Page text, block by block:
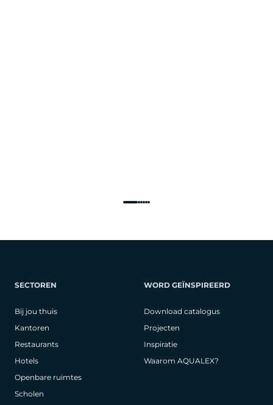
SECTOREN
Bij jou thuis
Kantoren
Restaurants
Hotels
Openbare ruimtes
Scholen
WORD GEÏNSPIREERD
Download catalogus
Projecten
Inspiratie
Waarom AQUALEX?